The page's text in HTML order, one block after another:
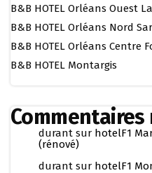
B&B HOTEL Orléans Ouest
B&B HOTEL Orléans Nord
B&B HOTEL Orléans Centre
B&B HOTEL Montargis
Commentaires
durant sur hotelF1
(rénové)
durant sur hotelF1